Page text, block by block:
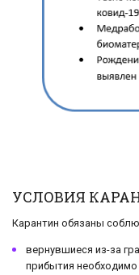
УСЛОВИЯ
Карантин обязаны
вернувшиеся из-за
прибытия необходимо